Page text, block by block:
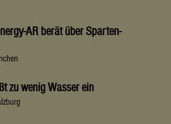
AR berät über Sparten-
zu wenig Wasser ein